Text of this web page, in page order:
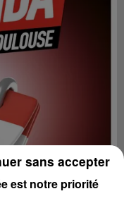
est notre priorité
sans accepter